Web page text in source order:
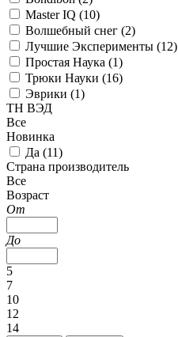
Master IQ (10)
Волшебный снег (2)
Лучшие Эксперименты (12)
Простая Наука (1)
Трюки Науки (16)
Эврики (1)
ТН ВЭД
Все
Новинка
Да (11)
Страна производитель
Все
Возраст
От
До
5
7
10
12
14